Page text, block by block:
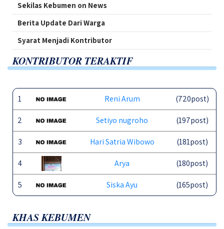
Sekilas Kebumen on News
Berita Update Dari Warga
Syarat Menjadi Kontributor
KONTRIBUTOR TERAKTIF
1 Reni Arum (720post)
2 Setiyo nugroho (197post)
3 Hari Satria Wibowo (181post)
4 Arya (180post)
5 Siska Ayu (165post)
KHAS KEBUMEN